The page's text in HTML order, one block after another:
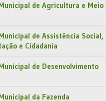
de Agricultura e Meio
de Assistência Social,
e Cidadania
de Desenvolvimento
da Fazenda